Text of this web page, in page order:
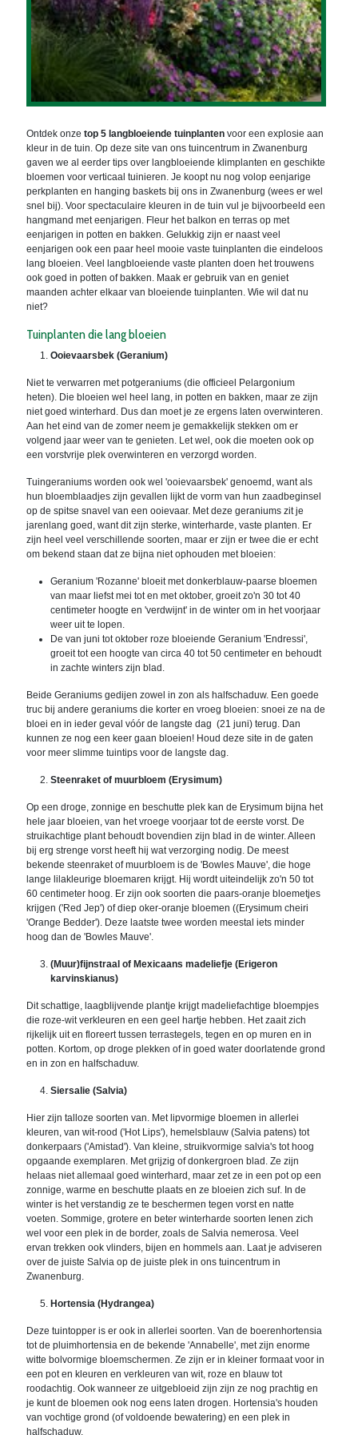
Ontdek onze top 5 langbloeiende tuinplanten voor een explosie aan
kleur in de tuin. Op deze site van ons tuincentrum in Zwanenburg
gaven we al eerder tips over langbloeiende klimplanten en geschikte
bloemen voor verticaal tuinieren. Je koopt nu nog volop eenjarige
perkplanten en hanging baskets bij ons in Zwanenburg (wees er wel
snel bij). Voor spectaculaire kleuren in de tuin vul je bijvoorbeeld een
hangmand met eenjarigen. Fleur het balkon en terras op met
eenjarigen in potten en bakken. Gelukkig zijn er naast veel
eenjarigen ook een paar heel mooie vaste tuinplanten die eindeloos
lang bloeien. Veel langbloeiende vaste planten doen het trouwens
ook goed in potten of bakken. Maak er gebruik van en geniet
maanden achter elkaar van bloeiende tuinplanten. Wie wil dat nu
niet?
Tuinplanten die lang bloeien
Ooievaarsbek (Geranium)
Niet te verwarren met potgeraniums (die officieel Pelargonium
heten). Die bloeien wel heel lang, in potten en bakken, maar ze zijn
niet goed winterhard. Dus dan moet je ze ergens laten overwinteren.
Aan het eind van de zomer neem je gemakkelijk stekken om er
volgend jaar weer van te genieten. Let wel, ook die moeten ook op
een vorstvrije plek overwinteren en verzorgd worden.
Tuingeraniums worden ook wel 'ooievaarsbek' genoemd, want als
hun bloemblaadjes zijn gevallen lijkt de vorm van hun zaadbeginsel
op de spitse snavel van een ooievaar. Met deze geraniums zit je
jarenlang goed, want dit zijn sterke, winterharde, vaste planten. Er
zijn heel veel verschillende soorten, maar er zijn er twee die er echt
om bekend staan dat ze bijna niet ophouden met bloeien:
Geranium 'Rozanne' bloeit met donkerblauw-paarse bloemen
van maar liefst mei tot en met oktober, groeit zo'n 30 tot 40
centimeter hoogte en 'verdwijnt' in de winter om in het voorjaar
weer uit te lopen.
De van juni tot oktober roze bloeiende Geranium 'Endressi',
groeit tot een hoogte van circa 40 tot 50 centimeter en behoudt
in zachte winters zijn blad.
Beide Geraniums gedijen zowel in zon als halfschaduw. Een goede
truc bij andere geraniums die korter en vroeg bloeien: snoei ze na de
bloei en in ieder geval vóór de langste dag (21 juni) terug. Dan
kunnen ze nog een keer gaan bloeien! Houd deze site in de gaten
voor meer slimme tuintips voor de langste dag.
Steenraket of muurbloem (Erysimum)
Op een droge, zonnige en beschutte plek kan de Erysimum bijna het
hele jaar bloeien, van het vroege voorjaar tot de eerste vorst. De
struikachtige plant behoudt bovendien zijn blad in de winter. Alleen
bij erg strenge vorst heeft hij wat verzorging nodig. De meest
bekende steenraket of muurbloem is de 'Bowles Mauve', die hoge
lange lilakleurige bloemaren krijgt. Hij wordt uiteindelijk zo'n 50 tot
60 centimeter hoog. Er zijn ook soorten die paars-oranje bloemetjes
krijgen ('Red Jep') of diep oker-oranje bloemen ((Erysimum cheiri
'Orange Bedder'). Deze laatste twee worden meestal iets minder
hoog dan de 'Bowles Mauve'.
(Muur)fijnstraal of Mexicaans madeliefje (Erigeron
karvinskianus)
Dit schattige, laagblijvende plantje krijgt madeliefachtige bloempjes
die roze-wit verkleuren en een geel hartje hebben. Het zaait zich
rijkelijk uit en floreert tussen terrastegels, tegen en op muren en in
potten. Kortom, op droge plekken of in goed water doorlatende grond
en in zon en halfschaduw.
Siersalie (Salvia)
Hier zijn talloze soorten van. Met lipvormige bloemen in allerlei
kleuren, van wit-rood ('Hot Lips'), hemelsblauw (Salvia patens) tot
donkerpaars ('Amistad'). Van kleine, struikvormige salvia's tot hoog
opgaande exemplaren. Met grijzig of donkergroen blad. Ze zijn
helaas niet allemaal goed winterhard, maar zet ze in een pot op een
zonnige, warme en beschutte plaats en ze bloeien zich suf. In de
winter is het verstandig ze te beschermen tegen vorst en natte
voeten. Sommige, grotere en beter winterharde soorten lenen zich
wel voor een plek in de border, zoals de Salvia nemerosa. Veel
ervan trekken ook vlinders, bijen en hommels aan. Laat je adviseren
over de juiste Salvia op de juiste plek in ons tuincentrum in
Zwanenburg.
Hortensia (Hydrangea)
Deze tuintopper is er ook in allerlei soorten. Van de boerenhortensia
tot de pluimhortensia en de bekende 'Annabelle', met zijn enorme
witte bolvormige bloemschermen. Ze zijn er in kleiner formaat voor in
een pot en kleuren en verkleuren van wit, roze en blauw tot
roodachtig. Ook wanneer ze uitgebloeid zijn zijn ze nog prachtig en
je kunt de bloemen ook nog eens laten drogen. Hortensia's houden
van vochtige grond (of voldoende bewatering) en een plek in
halfschaduw.